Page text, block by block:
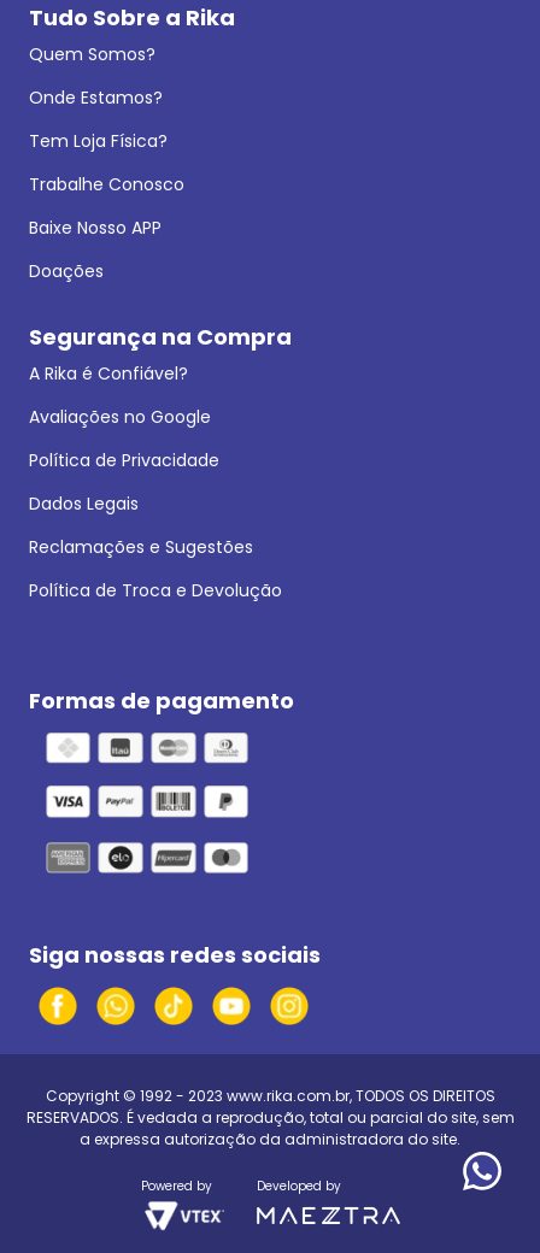
Tudo Sobre a Rika
Quem Somos?
Onde Estamos?
Tem Loja Física?
Trabalhe Conosco
Baixe Nosso APP
Doações
Segurança na Compra
A Rika é Confiável?
Avaliações no Google
Política de Privacidade
Dados Legais
Reclamações e Sugestões
Política de Troca e Devolução
Formas de pagamento
Siga nossas redes sociais
Copyright © 1992 - 2023 www.rika.com.br, TODOS OS DIREITOS
RESERVADOS. É vedada a reprodução, total ou parcial do site, sem
a expressa autorização da administradora do site.
Powered by Developed by